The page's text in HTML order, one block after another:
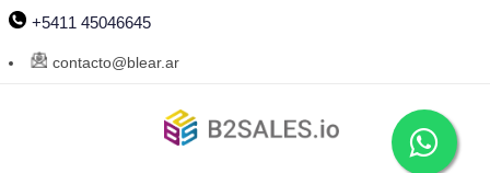
+5411 45046645
contacto@blear.ar